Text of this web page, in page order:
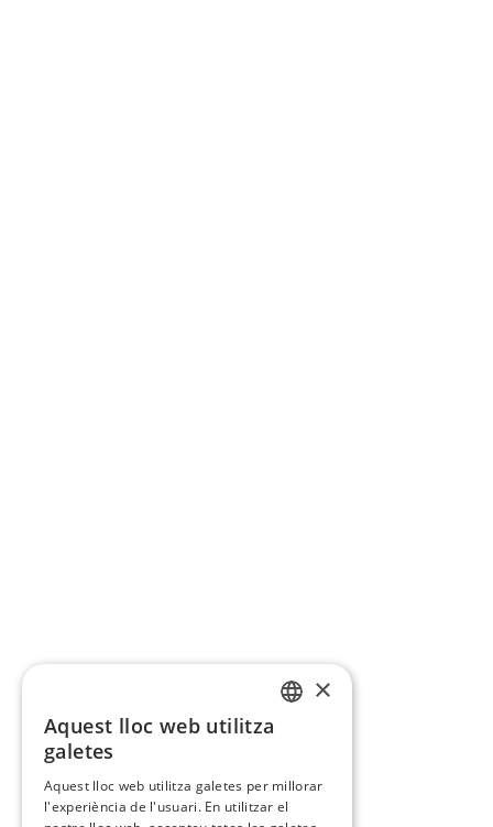
×
Aquest lloc web utilitza
galetes
Aquest lloc web utilitza galetes per millorar
l'experiència de l'usuari. En utilitzar el